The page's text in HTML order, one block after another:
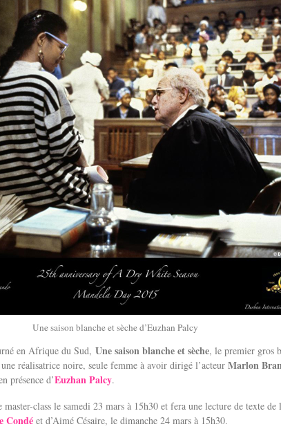
Une saison blanche et sèche d’Euzhan Palcy
en Afrique du Sud, Une saison blanche et sèche, le premier gros
réalisatrice noire, seule femme à avoir dirigé l’acteur Marlon
présence d’Euzhan Palcy.
master-class le samedi 23 mars à 15h30 et fera une lecture de texte de
Condé et d’Aimé Césaire, le dimanche 24 mars à 15h30.